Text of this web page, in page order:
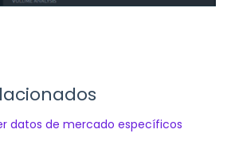
datos de mercado específicos